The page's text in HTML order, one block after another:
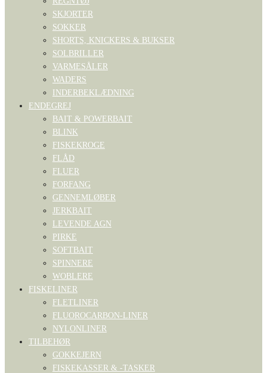
SKJORTER
SOKKER
SHORTS, KNICKERS & BUKSER
SOLBRILLER
VARMESÅLER
WADERS
INDERBEKLÆDNING
ENDEGREJ
BAIT & POWERBAIT
BLINK
FISKEKROGE
FLÅD
FLUER
FORFANG
GENNEMLØBER
JERKBAIT
LEVENDE AGN
PIRKE
SOFTBAIT
SPINNERE
WOBLERE
FISKELINER
FLETLINER
FLUOROCARBON-LINER
NYLONLINER
TILBEHØR
GOKKEJERN
FISKEKASSER & -TASKER